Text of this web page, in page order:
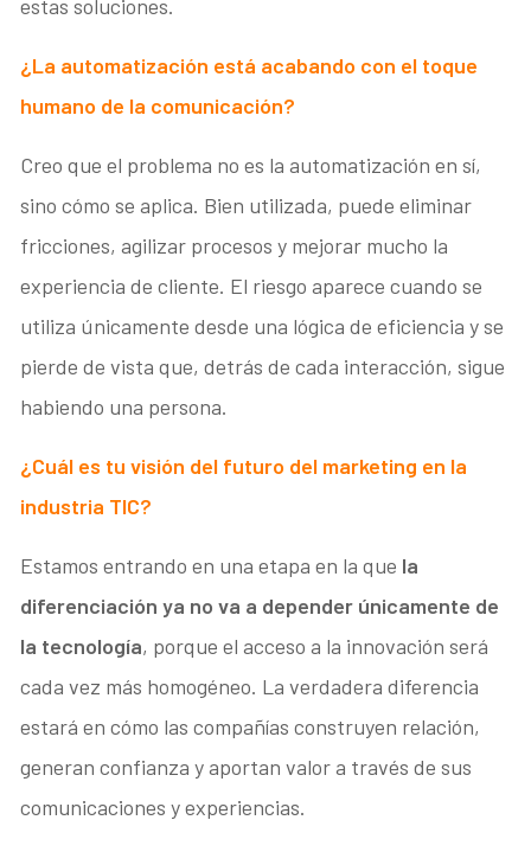
estas soluciones.
¿La automatización está acabando con el toque
humano de la comunicación?
Creo que el problema no es la automatización en sí,
sino cómo se aplica. Bien utilizada, puede eliminar
fricciones, agilizar procesos y mejorar mucho la
experiencia de cliente. El riesgo aparece cuando se
utiliza únicamente desde una lógica de eficiencia y se
pierde de vista que, detrás de cada interacción, sigue
habiendo una persona.
¿Cuál es tu visión del futuro del marketing en la
industria TIC?
Estamos entrando en una etapa en la que la
diferenciación ya no va a depender únicamente de
la tecnología, porque el acceso a la innovación será
cada vez más homogéneo. La verdadera diferencia
estará en cómo las compañías construyen relación,
generan confianza y aportan valor a través de sus
comunicaciones y experiencias.